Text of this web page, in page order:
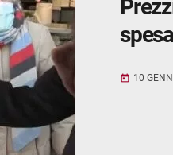
today 10